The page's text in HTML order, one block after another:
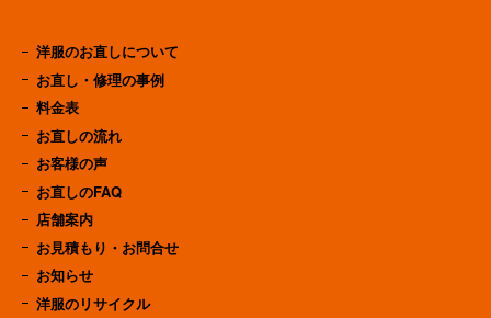
洋服のお直しについて
お直し・修理の事例
料金表
お直しの流れ
お客様の声
お直しのFAQ
店舗案内
お見積もり・お問合せ
お知らせ
洋服のリサイクル